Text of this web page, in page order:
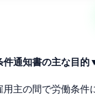
通知書の主な目
用主の間で労働条件